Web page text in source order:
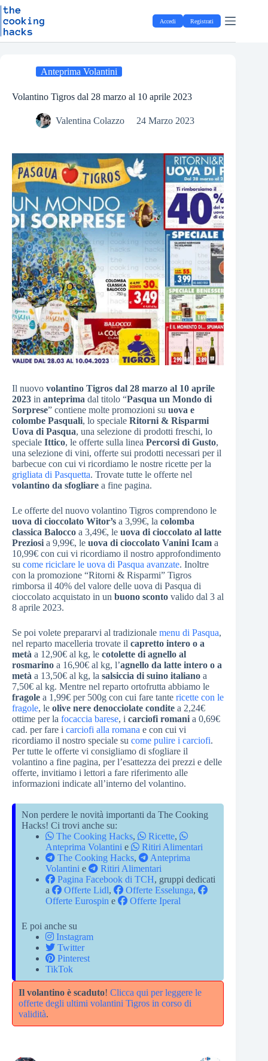
S
t
Salta
al
contenuto
Accedi Registrati
Anteprima Volantini
Volantino Tigros dal 28 marzo al 10 aprile 2023
Valentina Colazzo 24 Marzo 2023
Il nuovo volantino Tigros dal 28 marzo al 10 aprile
2023 in anteprima dal titolo “Pasqua un Mondo di
Sorprese” contiene molte promozioni su uova e
colombe Pasquali, lo speciale Ritorni & Risparmi
Uova di Pasqua, una selezione di prodotti freschi, lo
speciale Ittico, le offerte sulla linea Percorsi di Gusto,
una selezione di vini, offerte sui prodotti necessari per il
barbecue con cui vi ricordiamo le nostre ricette per la
grigliata di Pasquetta. Trovate tutte le offerte nel
volantino da sfogliare a fine pagina.
Le offerte del nuovo volantino Tigros comprendono le
uova di cioccolato Witor’s a 3,99€, la colomba
classica Balocco a 3,49€, le uova di cioccolato al latte
Preziosi a 9,99€, le uova di cioccolato Vanini Icam a
10,99€ con cui vi ricordiamo il nostro approfondimento
su come riciclare le uova di Pasqua avanzate. Inoltre
con la promozione “Ritorni & Risparmi” Tigros
rimborsa il 40% del valore delle uova di Pasqua di
cioccolato acquistato in un buono sconto valido dal 3 al
8 aprile 2023.
Se poi volete prepararvi al tradizionale menu di Pasqua,
nel reparto macelleria trovate il capretto intero o a
metà a 12,90€ al kg, le cotolette di agnello al
rosmarino a 16,90€ al kg, l’agnello da latte intero o a
metà a 13,50€ al kg, la salsiccia di suino italiano a
7,50€ al kg. Mentre nel reparto ortofrutta abbiamo le
fragole a 1,99€ per 500g con cui fare tante ricette con le
fragole, le olive nere denocciolate condite a 2,24€
ottime per la focaccia barese, i carciofi romani a 0,69€
cad. per fare i carciofi alla romana e con cui vi
ricordiamo il nostro speciale su come pulire i carciofi.
Per tutte le offerte vi consigliamo di sfogliare il
volantino a fine pagina, per l’esattezza dei prezzi e delle
offerte, invitiamo i lettori a fare riferimento alle
informazioni indicate all’interno del volantino.
Non perdere le novità importanti da The Cooking
Hacks! Ci trovi anche su:
The Cooking Hacks, Ricette,
Anteprima Volantini e
Ritiri Alimentari
The Cooking Hacks,
Anteprima
Volantini e
Ritiri Alimentari
Pagina Facebook di TCH, gruppi dedicati
a
Offerte Lidl, Offerte Esselunga,
Offerte Eurospin e Offerte Iperal
E poi anche su
Instagram
Twitter
Pinterest
TikTok
Il volantino è scaduto! Clicca qui per leggere le
offerte degli ultimi volantini Tigros in corso di
validità.